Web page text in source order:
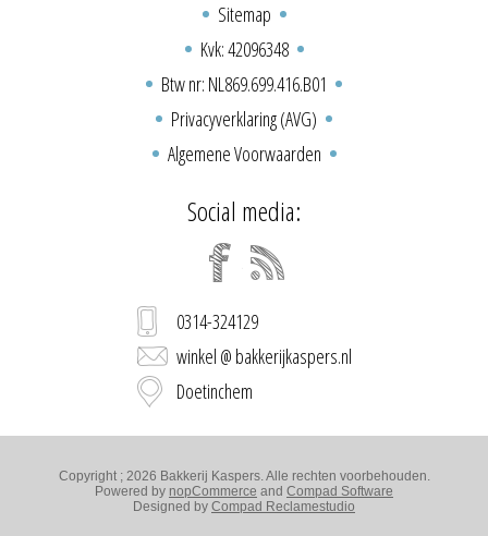
Sitemap
Kvk: 42096348
Btw nr: NL869.699.416.B01
Privacyverklaring (AVG)
Algemene Voorwaarden
Social media:
0314-324129
winkel @ bakkerijkaspers.nl
Doetinchem
Copyright ; 2026 Bakkerij Kaspers. Alle rechten voorbehouden.
Powered by nopCommerce and Compad Software
Designed by Compad Reclamestudio